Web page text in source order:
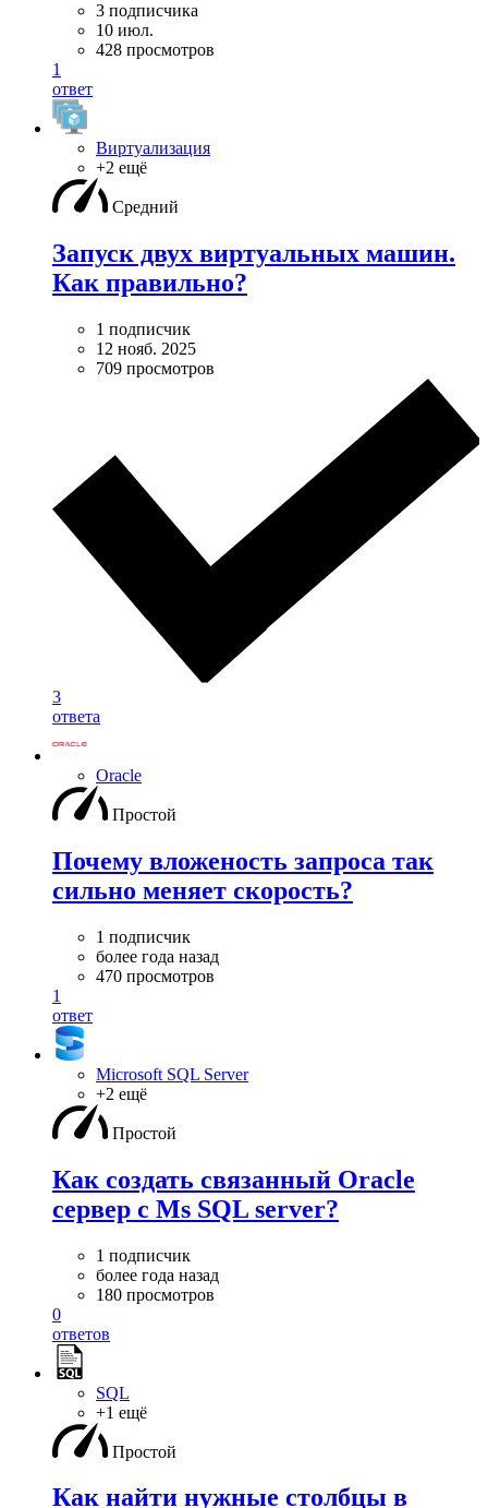
3 подписчика
10 июл.
428 просмотров
1
ответ
Виртуализация
+2 ещё
Средний
Запуск двух виртуальных машин.
Как правильно?
1 подписчик
12 нояб. 2025
709 просмотров
3
ответа
Oracle
Простой
Почему вложеность запроса так
сильно меняет скорость?
1 подписчик
более года назад
470 просмотров
1
ответ
Microsoft SQL Server
+2 ещё
Простой
Как создать связанный Oracle
сервер с Ms SQL server?
1 подписчик
более года назад
180 просмотров
0
ответов
SQL
+1 ещё
Простой
Как найти нужные столбцы в